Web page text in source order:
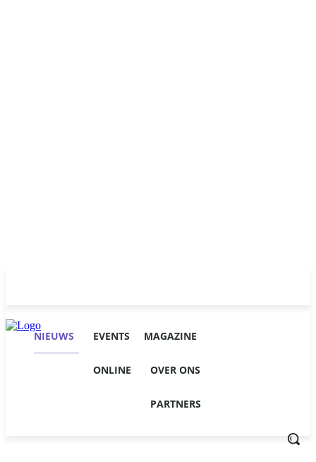
NIEUWS EVENTS MAGAZINE
ONLINE OVER ONS
PARTNERS